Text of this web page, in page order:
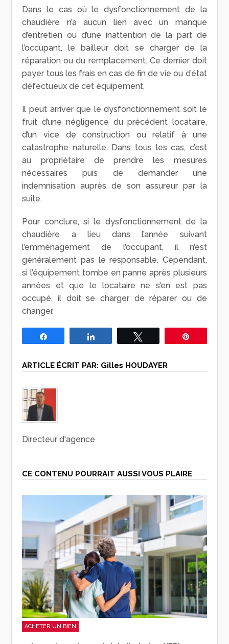
Dans le cas où le dysfonctionnement de la
chaudière n’a aucun lien avec un manque
d’entretien ou d’une inattention de la part de
l’occupant, le bailleur doit se charger de la
réparation ou du remplacement. Ce dernier doit
payer tous les frais en cas de fin de vie ou d’état
défectueux de cet équipement.
Il peut arriver que le dysfonctionnement soit le
fruit d’une négligence du précédent locataire,
d’un vice de construction ou relatif à une
catastrophe naturelle. Dans tous les cas, c’est
au propriétaire de prendre les mesures
nécessaires puis de demander une
indemnisation auprès de son assureur par la
suite.
Pour conclure, si le dysfonctionnement de la
chaudière a lieu dans l’année suivant
l’emménagement de l’occupant, il n’est
généralement pas le responsable. Cependant,
si l’équipement tombe en panne après plusieurs
années et que le locataire ne s’en est pas
occupé, il doit se charger de réparer ou de
changer.
ARTICLE ÉCRIT PAR: Gilles HOUDAYER
Directeur d'agence
CE CONTENU POURRAIT AUSSI VOUS PLAIRE
ACHETER UN BIEN